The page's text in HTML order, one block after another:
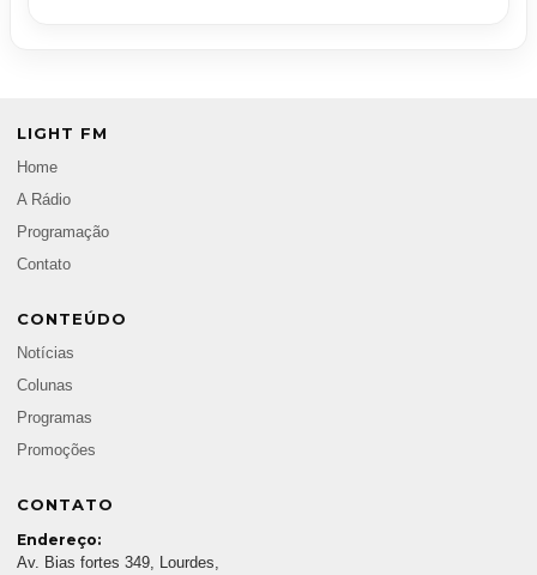
LIGHT FM
Home
A Rádio
Programação
Contato
CONTEÚDO
Notícias
Colunas
Programas
Promoções
CONTATO
Endereço:
Av. Bias fortes 349, Lourdes,